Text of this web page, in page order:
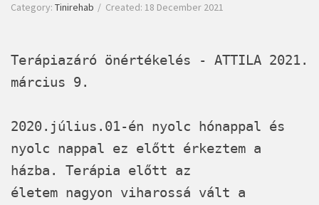
Category: Tinirehab Created: 18 December 2021
Terápiazáró önértékelés - ATTILA 2021.
március 9.
2020.július.01-én nyolc hónappal és
nyolc nappal ez előtt érkeztem a
házba. Terápia előtt az
életem nagyon viharossá vált a